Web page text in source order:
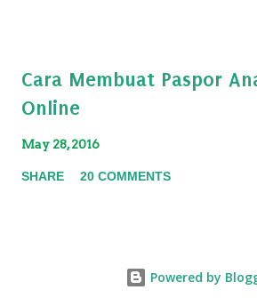
Cara Membuat Paspor
Online
May 28, 2016
SHARE 20 COMMENTS
Powered by